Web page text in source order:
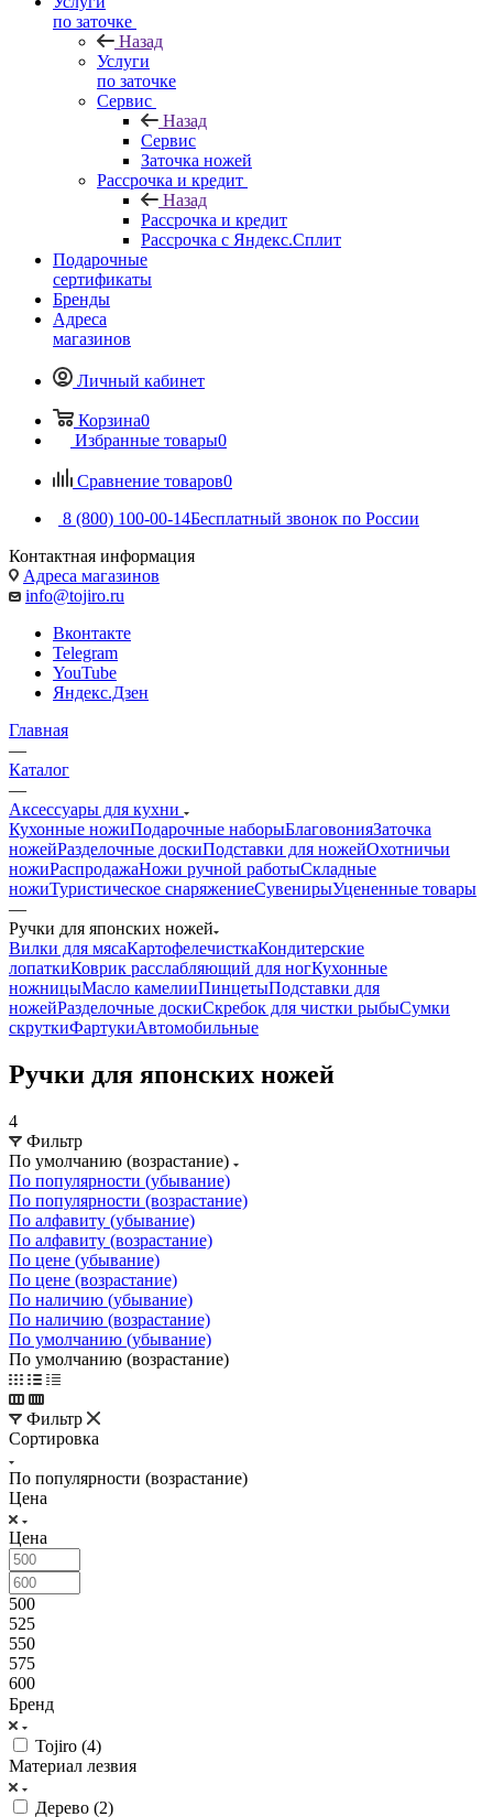
по заточке
Назад
Услуги
по заточке
Сервис
Назад
Сервис
Заточка ножей
Рассрочка и кредит
Назад
Рассрочка и кредит
Рассрочка с Яндекс.Сплит
Подарочные
сертификаты
Бренды
Адреса
магазинов
Личный кабинет
Корзина0
Избранные товары0
Сравнение товаров0
8 (800) 100-00-14Бесплатный звонок по России
Контактная информация
Адреса магазинов
info@tojiro.ru
Вконтакте
Telegram
YouTube
Яндекс.Дзен
Главная
—
Каталог
—
Аксессуары для кухни
Кухонные ножиПодарочные наборыБлаговонияЗаточка
ножейРазделочные доскиПодставки для ножейОхотничьи
ножиРаспродажаНожи ручной работыСкладные
ножиТуристическое снаряжениеСувенирыУцененные товары
—
Ручки для японских ножей
Вилки для мясаКартофелечисткаКондитерские
лопаткиКоврик расслабляющий для ногКухонные
ножницыМасло камелииПинцетыПодставки для
ножейРазделочные доскиСкребок для чистки рыбыСумки
скруткиФартукиАвтомобильные
Ручки для японских ножей
4
Фильтр
По умолчанию (возрастание)
По популярности (убывание)
По популярности (возрастание)
По алфавиту (убывание)
По алфавиту (возрастание)
По цене (убывание)
По цене (возрастание)
По наличию (убывание)
По наличию (возрастание)
По умолчанию (убывание)
По умолчанию (возрастание)
Фильтр
Сортировка
По популярности (возрастание)
Цена
Цена
500
525
550
575
600
Бренд
Tojiro (4)
Материал лезвия
Дерево (2)